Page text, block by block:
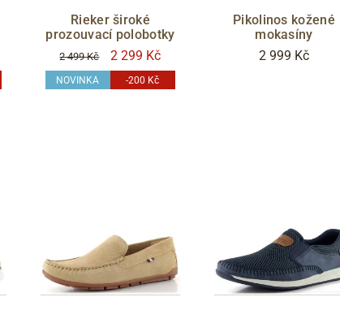
Rieker široké
prozouvací polobotky
2 499 Kč 2 299 Kč
NOVINKA -200 Kč
Pikolinos kožené
mokasíny
2 999 Kč